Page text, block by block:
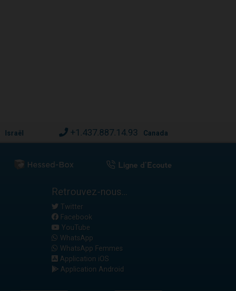
Israël +1.437.887.14.93 Canada
Retrouvez-nous...
Twitter
Facebook
YouTube
WhatsApp
WhatsApp Femmes
Application iOS
Application Android